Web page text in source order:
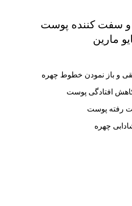
سفت کننده پوست
مارین
و باز نمودن خطوط چهره
افتادگی پوست
رفته پوست
چهره